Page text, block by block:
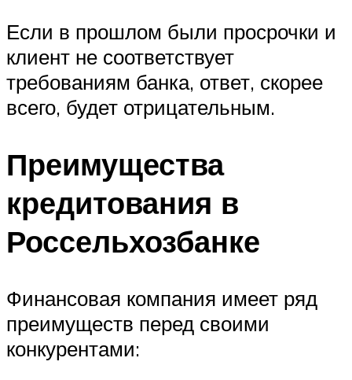
Если в прошлом были просрочки и
клиент не соответствует
требованиям банка, ответ, скорее
всего, будет отрицательным.
Преимущества
кредитования в
Россельхозбанке
Финансовая компания имеет ряд
преимуществ перед своими
конкурентами: